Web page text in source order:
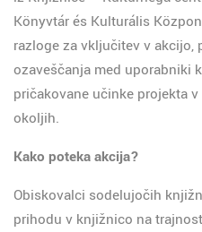
Könyvtár és Kulturális
razloge za vključitev v akcijo,
ozaveščanja med uporabniki
pričakovane učinke projekta
okoljih.
Kako poteka akcija?
Obiskovalci sodelujočih
prihodu v knjižnico na